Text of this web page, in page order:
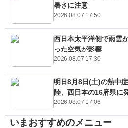
暑さに注意
2026.08.07 17:50
西日本太平洋側で雨雲
った空気が影響
2026.08.07 17:30
明日8月8日(土)の熱中
陸、西日本の16府県に
2026.08.07 17:06
いまおすすめのメニュー